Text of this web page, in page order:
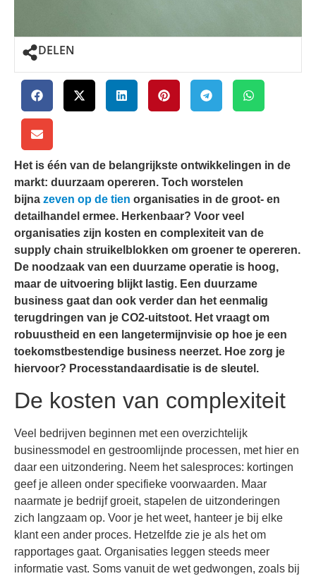
DELEN
Het is één van de belangrijkste ontwikkelingen in de
markt: duurzaam opereren. Toch worstelen
bijna zeven op de tien organisaties in de groot- en
detailhandel ermee. Herkenbaar? Voor veel
organisaties zijn kosten en complexiteit van de
supply chain struikelblokken om groener te opereren.
De noodzaak van een duurzame operatie is hoog,
maar de uitvoering blijkt lastig. Een duurzame
business gaat dan ook verder dan het eenmalig
terugdringen van je CO2-uitstoot. Het vraagt om
robuustheid en een langetermijnvisie op hoe je een
toekomstbestendige business neerzet. Hoe zorg je
hiervoor? Processtandaardisatie is de sleutel.
De kosten van complexiteit
Veel bedrijven beginnen met een overzichtelijk
businessmodel en gestroomlijnde processen, met hier en
daar een uitzondering. Neem het salesproces: kortingen
geef je alleen onder specifieke voorwaarden. Maar
naarmate je bedrijf groeit, stapelen de uitzonderingen
zich langzaam op. Voor je het weet, hanteer je bij elke
klant een ander proces. Hetzelfde zie je als het om
rapportages gaat. Organisaties leggen steeds meer
informatie vast. Soms vanuit de wet gedwongen, zoals bij